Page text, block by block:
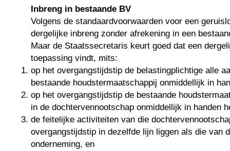
Inbreng in bestaande BV
Volgens de standaardvoorwaarden voor een
dergelijke inbreng zonder afrekening in een
Maar de Staatssecretaris keurt goed dat een
toepassing vindt, mits:
op het overgangstijdstip de belastingplichtige alle
bestaande houdstermaatschappij onmiddellijk in
op het overgangstijdstip de bestaande
in de dochtervennootschap onmiddellijk in handen
de feitelijke activiteiten van die
overgangstijdstip in dezelfde lijn liggen als die van
onderneming, en